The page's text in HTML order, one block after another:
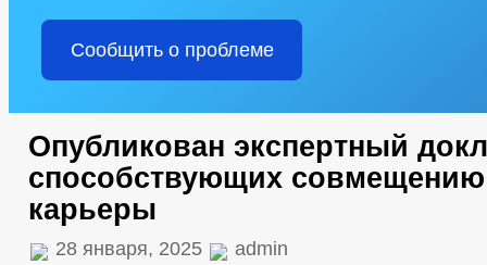
Сообщить о проблеме
Опубликован экспертный
способствующих
карьеры
28 января, 2025 admin